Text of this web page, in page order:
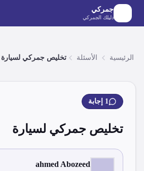
الانتقال إلى المحتوى الرئيسي
جمركي
دليلك الجمركي
الرئيسية الأسئلة تخليص جمركي لسيارة
1 إجابة
تخليص جمركي لسيارة
ahmed Abozeed